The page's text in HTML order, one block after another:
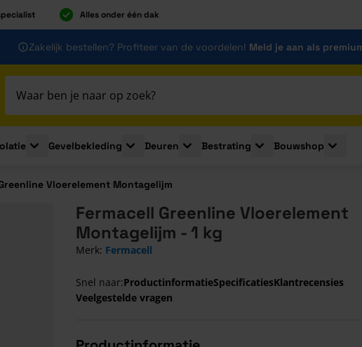
Alles onder één dak
Zakelijk bestellen? Profiteer van de voordelen! Meld je aan als
submenu for Plaatmaterialen
Toggle submenu for Isolatie
Gevelbekleding
Toggle submenu for Gevelbekleding
Deuren
Toggle submenu for Deuren
Bestrating
Toggle submenu for
Bouwshop
Vloerelement Montagelijm
Fermacell Greenline Vloerelement
Montagelijm - 1 kg
Merk: Fermacell
Snel naar:ProductinformatieSpecificatiesKlantrecensies
Veelgestelde vragen